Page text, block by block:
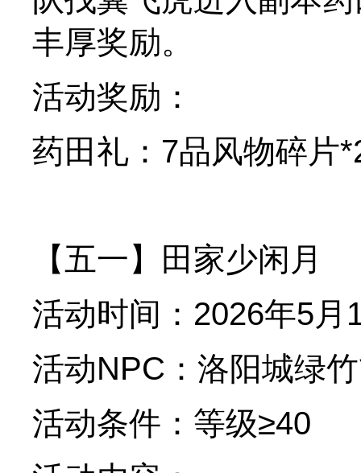
丰厚奖励。
活动奖励：
药田礼：7品风物碎片
【五一】田家少闲月
活动时间：2026年5月
活动NPC：洛阳城绿
活动条件：等级≥40